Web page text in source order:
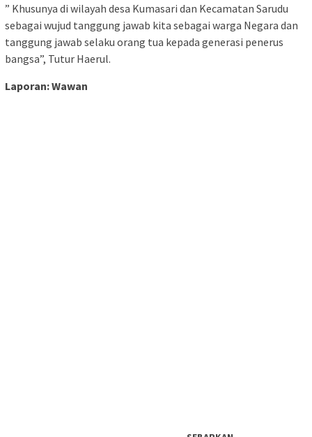
” Khusunya di wilayah desa Kumasari dan Kecamatan Sarudu
sebagai wujud tanggung jawab kita sebagai warga Negara dan
tanggung jawab selaku orang tua kepada generasi penerus
bangsa”, Tutur Haerul.
Laporan: Wawan